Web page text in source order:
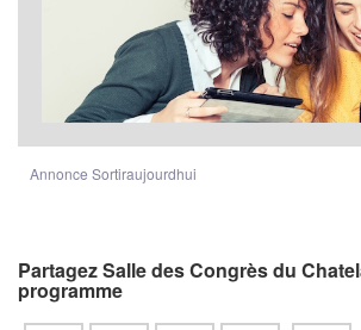
Annonce Sortiraujourdhui
Partagez Salle des Congrès du
programme